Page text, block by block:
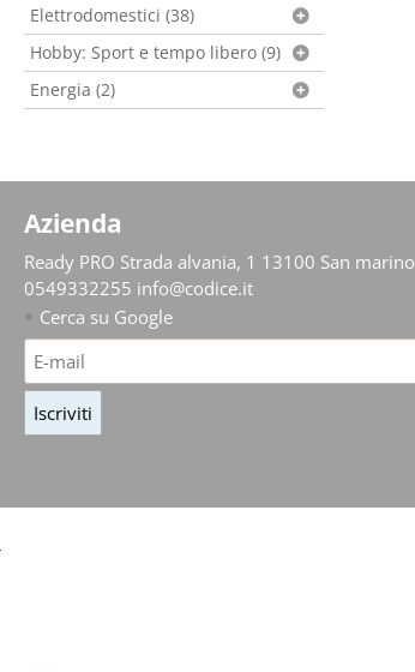
Elettrodomestici (38)
Hobby: Sport e tempo libero (9)
Energia (2)
Azienda
Ready PRO Strada alvania, 1 13100 San marino
0549332255 info@codice.it
Cerca su Google